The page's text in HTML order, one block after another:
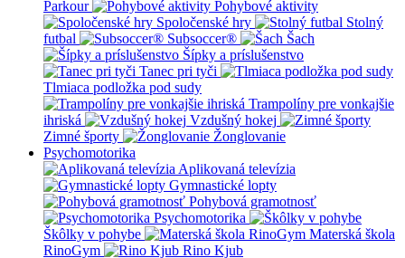
Parkour
Pohybové aktivity
Spoločenské hry
Stolný
futbal
Subsoccer®
Šach
Šípky a príslušenstvo
Tanec pri tyči
Tlmiaca podložka pod sudy
Trampolíny pre vonkajšie
ihriská
Vzdušný hokej
Zimné športy
Žonglovanie
Psychomotorika
Aplikovaná televízia
Gymnastické lopty
Pohybová gramotnosť
Psychomotorika
Škôlky v pohybe
Materská škola
RinoGym
Rino Kjub